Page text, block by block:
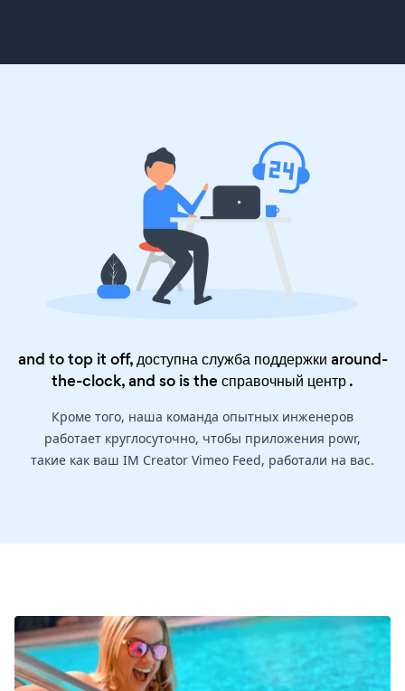
and to top it off, доступна служба поддержки around-
the-clock, and so is theсправочный центр.
Кроме того, наша команда опытных инженеров
работает круглосуточно, чтобы приложения powr,
такие как ваш IM Creator Vimeo Feed, работали на вас.